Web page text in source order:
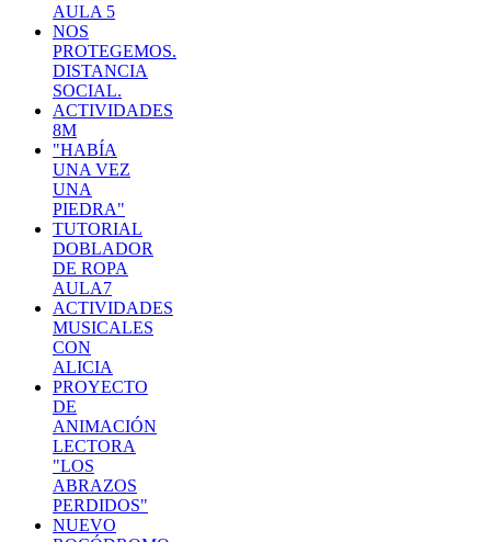
AULA 5
NOS
PROTEGEMOS.
DISTANCIA
SOCIAL.
ACTIVIDADES
8M
"HABÍA
UNA VEZ
UNA
PIEDRA"
TUTORIAL
DOBLADOR
DE ROPA
AULA7
ACTIVIDADES
MUSICALES
CON
ALICIA
PROYECTO
DE
ANIMACIÓN
LECTORA
"LOS
ABRAZOS
PERDIDOS"
NUEVO